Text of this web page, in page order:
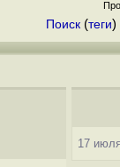
Поиск (теги)
17 июля